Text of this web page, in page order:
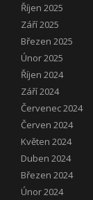
Říjen 2025
Září 2025
Březen 2025
Únor 2025
Říjen 2024
Září 2024
Červenec 2024
Červen 2024
Květen 2024
Duben 2024
Březen 2024
Únor 2024